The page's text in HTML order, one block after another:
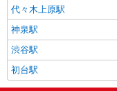
代々木上原駅
神泉駅
渋谷駅
初台駅